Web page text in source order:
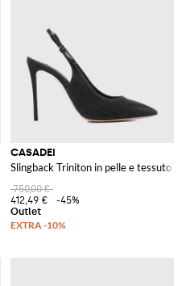
CASADEI
Slingback Triniton in pelle e tessuto
750,00 €
412,49 €
-45%